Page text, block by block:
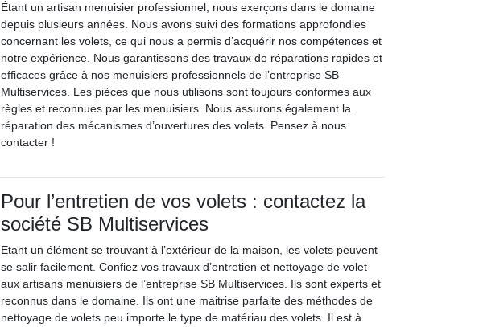
Étant un artisan menuisier professionnel, nous exerçons dans le domaine
depuis plusieurs années. Nous avons suivi des formations approfondies
concernant les volets, ce qui nous a permis d’acquérir nos compétences et
notre expérience. Nous garantissons des travaux de réparations rapides et
efficaces grâce à nos menuisiers professionnels de l’entreprise SB
Multiservices. Les pièces que nous utilisons sont toujours conformes aux
règles et reconnues par les menuisiers. Nous assurons également la
réparation des mécanismes d’ouvertures des volets. Pensez à nous
contacter !
Pour l’entretien de vos volets : contactez la
société SB Multiservices
Etant un élément se trouvant à l’extérieur de la maison, les volets peuvent
se salir facilement. Confiez vos travaux d’entretien et nettoyage de volet
aux artisans menuisiers de l’entreprise SB Multiservices. Ils sont experts et
reconnus dans le domaine. Ils ont une maitrise parfaite des méthodes de
nettoyage de volets peu importe le type de matériau des volets. Il est à